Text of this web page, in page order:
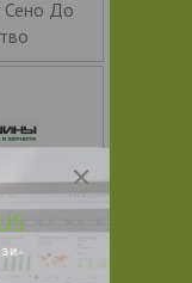
Сено До
ООО
т